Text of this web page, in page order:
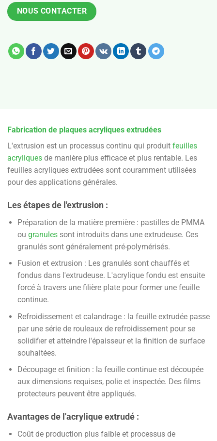
NOUS CONTACTER
Fabrication de plaques acryliques extrudées
L'extrusion est un processus continu qui produit feuilles
acryliques de manière plus efficace et plus rentable. Les
feuilles acryliques extrudées sont couramment utilisées
pour des applications générales.
Les étapes de l'extrusion :
Préparation de la matière première : pastilles de PMMA
ou granulessont introduits dans une extrudeuse. Ces
granulés sont généralement pré-polymérisés.
Fusion et extrusion : Les granulés sont chauffés et
fondus dans l'extrudeuse. L'acrylique fondu est ensuite
forcé à travers une filière plate pour former une feuille
continue.
Refroidissement et calandrage : la feuille extrudée passe
par une série de rouleaux de refroidissement pour se
solidifier et atteindre l'épaisseur et la finition de surface
souhaitées.
Découpage et finition : la feuille continue est découpée
aux dimensions requises, polie et inspectée. Des films
protecteurs peuvent être appliqués.
Avantages de l'acrylique extrudé :
Coût de production plus faible et processus de